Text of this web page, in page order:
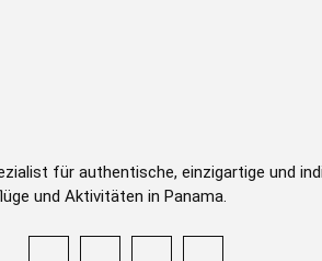
für authentische, einzigartige und
und Aktivitäten in Panama.